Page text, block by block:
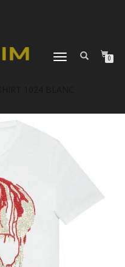
DÉPLIER
0